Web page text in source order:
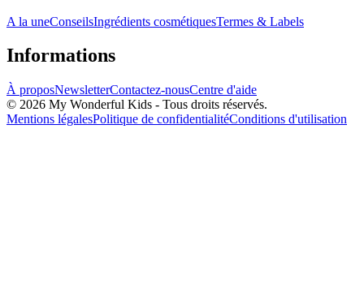
A la uneConseilsIngrédients cosmétiquesTermes & Labels
Informations
À proposNewsletterContactez-nousCentre d'aide
© 2026 My Wonderful Kids - Tous droits réservés.
Mentions légalesPolitique de confidentialitéConditions d'utilisation